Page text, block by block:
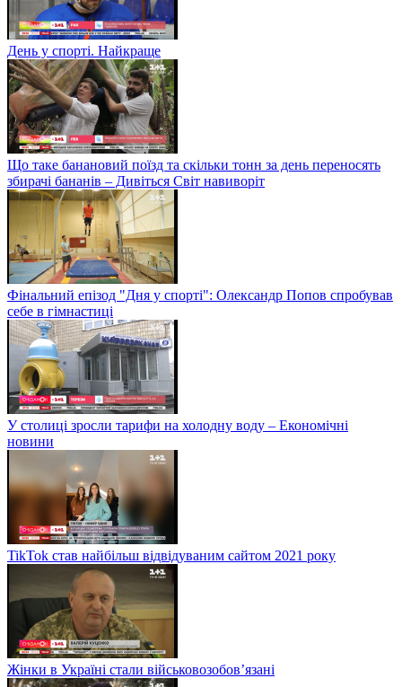
День у спорті. Найкраще
Що таке банановий поїзд та скільки тонн за день переносять
збирачі бананів – Дивіться Світ навиворіт
Фінальний епізод "Дня у спорті": Олександр Попов спробував
себе в гімнастиці
У столиці зросли тарифи на холодну воду – Економічні
новини
TikTok став найбільш відвідуваним сайтом 2021 року
Жінки в Україні стали військовозобов’язані